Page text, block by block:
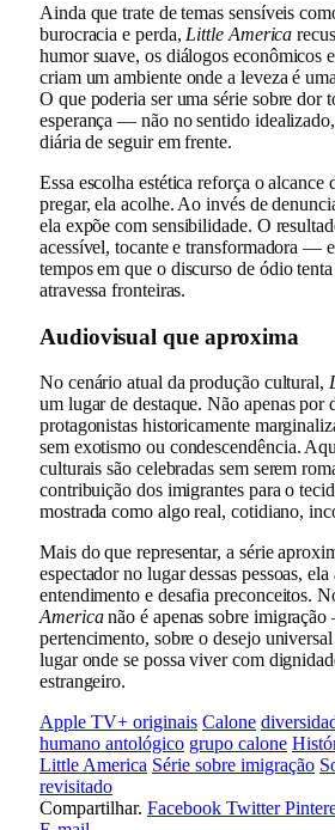
Ainda que trate de temas sensíveis
burocracia e perda, Little America
humor suave, os diálogos econômicos
criam um ambiente onde a leveza é
O que poderia ser uma série sobre dor
esperança — não no sentido
diária de seguir em frente.
Essa escolha estética reforça o alcance
pregar, ela acolhe. Ao invés de
ela expõe com sensibilidade. O
acessível, tocante e transformadora —
tempos em que o discurso de ódio
atravessa fronteiras.
Audiovisual que aproxima
No cenário atual da produção cultural,
um lugar de destaque. Não apenas por
protagonistas historicamente
sem exotismo ou condescendência.
culturais são celebradas sem serem
contribuição dos imigrantes para o
mostrada como algo real, cotidiano,
Mais do que representar, a série
espectador no lugar dessas pessoas,
entendimento e desafia preconceitos.
Americanão é apenas sobre
pertencimento, sobre o desejo
lugar onde se possa viver com
estrangeiro.
Apple TV+ originais Calone
humano antológico grupo calone
Little America Série sobre imigração
revisitado
Compartilhar. Facebook Twitter